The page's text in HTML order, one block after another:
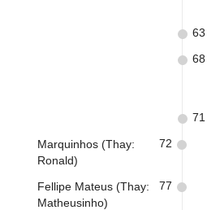
63
68
71
Marquinhos (Thay:
Ronald)
72
Fellipe Mateus (Thay:
Matheusinho)
77